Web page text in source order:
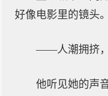
好像电影里的镜头。
——人潮拥挤，
他听见她的声